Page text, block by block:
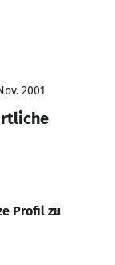
2001
Profil zu